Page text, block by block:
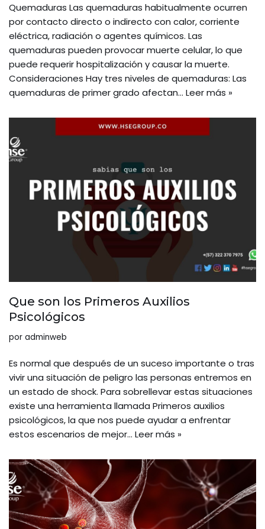
Quemaduras Las quemaduras habitualmente ocurren
por contacto directo o indirecto con calor, corriente
eléctrica, radiación o agentes químicos. Las
quemaduras pueden provocar muerte celular, lo que
puede requerir hospitalización y causar la muerte.
Consideraciones Hay tres niveles de quemaduras: Las
quemaduras de primer grado afectan… Leer más »
Que son los Primeros Auxilios
Psicológicos
por adminweb
Es normal que después de un suceso importante o tras
vivir una situación de peligro las personas entremos en
un estado de shock. Para sobrellevar estas situaciones
existe una herramienta llamada Primeros auxilios
psicológicos, la que nos puede ayudar a enfrentar
estos escenarios de mejor… Leer más »